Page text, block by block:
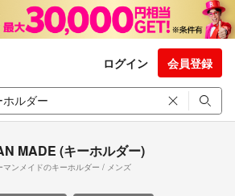
ログイン 会員登録
MADE (キーホルダー)
マンメイドのキーホルダー / メンズ